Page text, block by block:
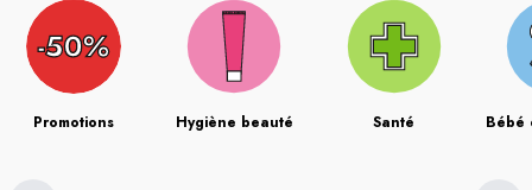
Promotions Hygiène beauté Santé Bébé